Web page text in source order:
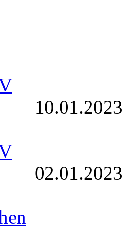
10.01.2023
02.01.2023